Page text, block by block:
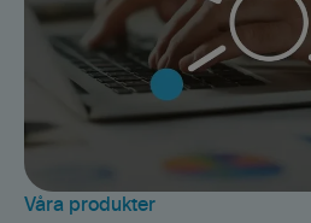
Våra produkter